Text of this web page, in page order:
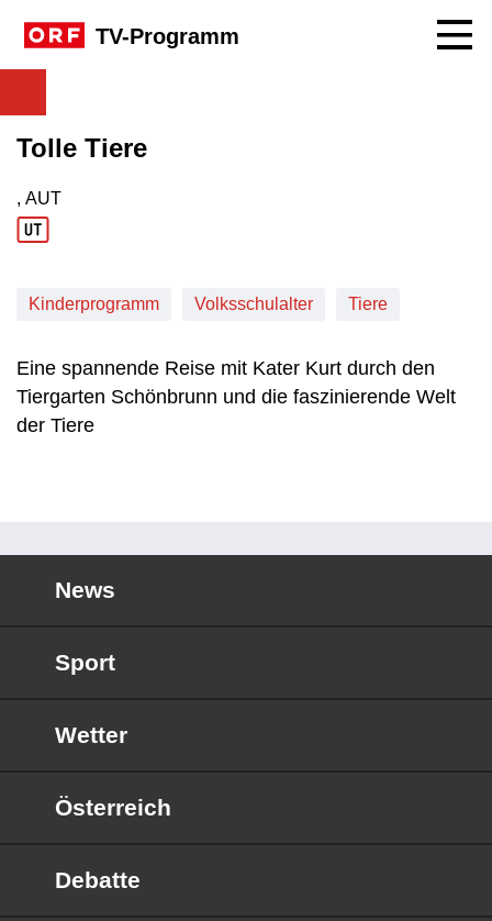
TV-Programm
Tolle Tiere
Produktionsland: AUT
, AUT
Kinderprogramm Volksschulalter Tiere
Eine spannende Reise mit Kater Kurt durch den
Tiergarten Schönbrunn und die faszinierende Welt
der Tiere
News
Sport
Wetter
Österreich
Debatte